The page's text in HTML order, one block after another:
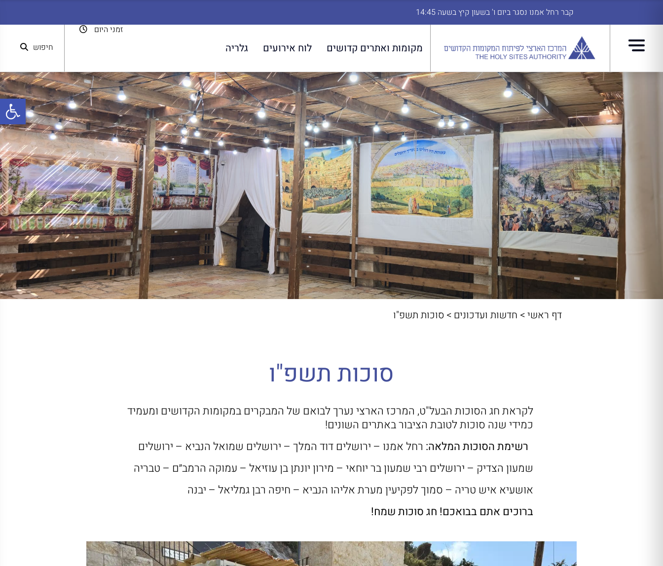
קבר רחל אמנו נסגר ביום ו' בשעון קיץ בשעה 14:45
מקומות ואתרים קדושים לוח אירועים גלריה
זמני היום
חיפוש
דף ראשי> חדשות ועדכונים > סוכות תשפ"ו
סוכות תשפ"ו
לקראת חג הסוכות הבעל"ט, המרכז הארצי נערך לבואם של המבקרים במקומות הקדושים ומעמיד
כמידי שנה סוכות לטובת הציבור באתרים השונים!
רשימת הסוכות המלאה: רחל אמנו – ירושלים דוד המלך – ירושלים שמואל הנביא – ירושלים
שמעון הצדיק – ירושלים רבי שמעון בר יוחאי – מירון יונתן בן עוזיאל – עמוקה הרמב״ם – טבריה
אושעיא איש טריה – סמוך לפקיעין מערת אליהו הנביא – חיפה רבן גמליאל – יבנה
ברוכים אתם בבואכם! חג סוכות שמח!